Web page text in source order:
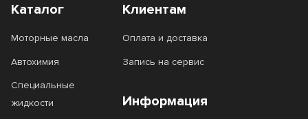
Каталог
Моторные масла
Автохимия
Специальные
жидкости
Клиентам
Оплата и доставка
Запись на сервис
Информация